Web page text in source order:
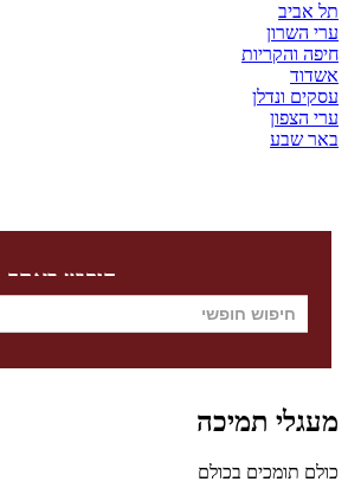
ונדלן
חיפוש באתר
תמיכה
בכולם